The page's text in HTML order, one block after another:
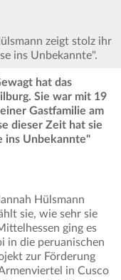
zeigt stolz ihr
ins Unbekannte".
hat das
Sie war mit 19
Gastfamilie am
dieser Zeit hat sie
ins Unbekannte"
Hülsmann
sie, wie sehr sie
ging es
in die peruanischen
zur Förderung
in Cusco